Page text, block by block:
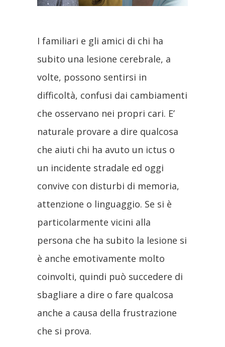
I familiari e gli amici di chi ha
subito una lesione cerebrale, a
volte, possono sentirsi in
difficoltà, confusi dai cambiamenti
che osservano nei propri cari. E’
naturale provare a dire qualcosa
che aiuti chi ha avuto un ictus o
un incidente stradale ed oggi
convive con disturbi di memoria,
attenzione o linguaggio. Se si è
particolarmente vicini alla
persona che ha subito la lesione si
è anche emotivamente molto
coinvolti, quindi può succedere di
sbagliare a dire o fare qualcosa
anche a causa della frustrazione
che si prova.